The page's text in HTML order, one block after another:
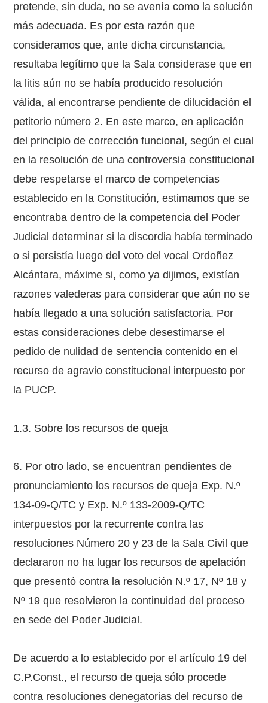
pretende, sin duda, no se avenía como la solución
más adecuada. Es por esta razón que
consideramos que, ante dicha circunstancia,
resultaba legítimo que la Sala considerase que en
la litis aún no se había producido resolución
válida, al encontrarse pendiente de dilucidación el
petitorio número 2. En este marco, en aplicación
del principio de corrección funcional, según el cual
en la resolución de una controversia constitucional
debe respetarse el marco de competencias
establecido en la Constitución, estimamos que se
encontraba dentro de la competencia del Poder
Judicial determinar si la discordia había terminado
o si persistía luego del voto del vocal Ordoñez
Alcántara, máxime si, como ya dijimos, existían
razones valederas para considerar que aún no se
había llegado a una solución satisfactoria. Por
estas consideraciones debe desestimarse el
pedido de nulidad de sentencia contenido en el
recurso de agravio constitucional interpuesto por
la PUCP.
1.3. Sobre los recursos de queja
6. Por otro lado, se encuentran pendientes de
pronunciamiento los recursos de queja Exp. N.º
134-09-Q/TC y Exp. N.º 133-2009-Q/TC
interpuestos por la recurrente contra las
resoluciones Número 20 y 23 de la Sala Civil que
declararon no ha lugar los recursos de apelación
que presentó contra la resolución N.º 17, Nº 18 y
Nº 19 que resolvieron la continuidad del proceso
en sede del Poder Judicial.
De acuerdo a lo establecido por el artículo 19 del
C.P.Const., el recurso de queja sólo procede
contra resoluciones denegatorias del recurso de